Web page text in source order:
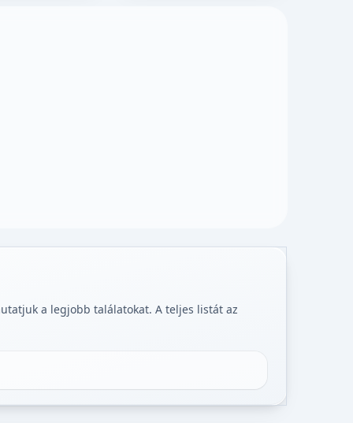
a legjobb találatokat. A teljes listát az